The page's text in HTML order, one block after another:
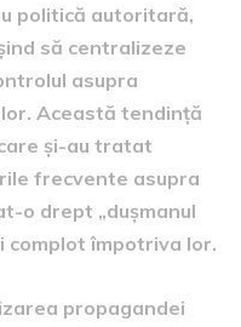
politică autoritară,
să centralizeze
asupra
Această tendință
și-au tratat
frecvente asupra
o drept „dușmanul
complot împotriva lor.
propagandei